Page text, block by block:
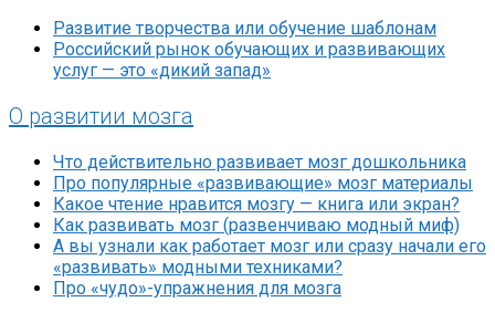
Развитие творчества или обучение шаблонам
Российский рынок обучающих и развивающих
услуг — это «дикий запад»
О развитии мозга
Что действительно развивает мозг дошкольника
Про популярные «развивающие» мозг материалы
Какое чтение нравится мозгу — книга или экран?
Как развивать мозг (развенчиваю модный миф)
А вы узнали как работает мозг или сразу начали его
«развивать» модными техниками?
Про «чудо»-упражнения для мозга